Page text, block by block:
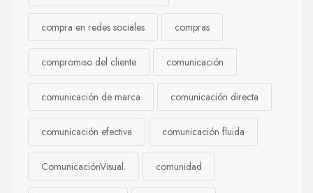
compra en redes sociales compras
compromiso del cliente comunicación
comunicación de marca comunicación directa
comunicación efectiva comunicación fluida
ComunicaciónVisual. comunidad